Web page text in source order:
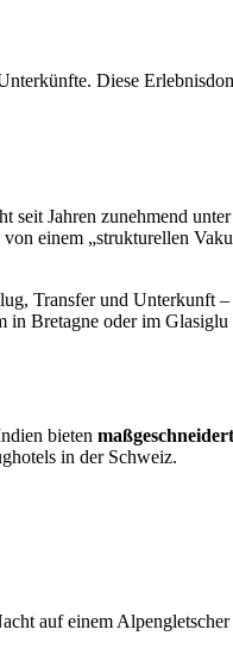
Diese
Jahren zunehmend
einem „strukturellen
Transfer und Unterkunft
Bretagne oder im
bieten
in der Schweiz.
auf einem